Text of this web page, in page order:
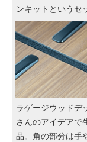
ンキットというセ
ラゲージウッドデ
さんのアイデアで
品。角の部分は手